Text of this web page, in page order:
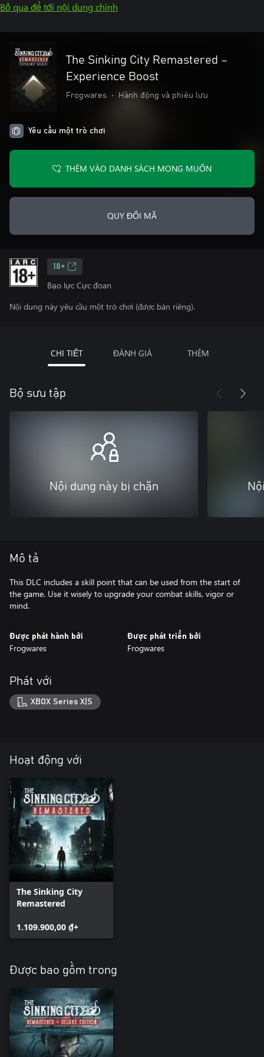
Bỏ qua để tới nội dung chính
The Sinking City Remastered –
Experience Boost
Frogwares • Hành động và phiêu lưu
Yêu cầu một trò chơi
THÊM VÀO DANH SÁCH MONG MUỐN
QUY ĐỔI MÃ
18+
Bạo lực Cực đoan
Nội dung này yêu cầu một trò chơi (được bán riêng).
CHI TIẾT ĐÁNH GIÁ THÊM
Bộ sưu tập
Nội dung này bị chặn
Mô tả
This DLC includes a skill point that can be used from the start of
the game. Use it wisely to upgrade your combat skills, vigor or
mind.
Được phát hành bởi
Frogwares
Được phát triển bởi
Frogwares
Phát với
XBOX Series X|S
Hoạt động với
The Sinking City
Remastered
1.109.900,00 ₫+
Được bao gồm trong